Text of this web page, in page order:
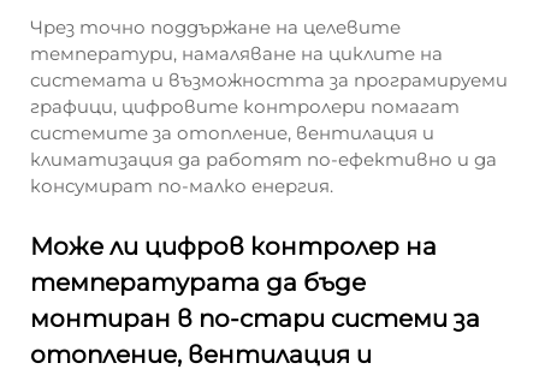
Чрез точно поддържане на целевите
температури, намаляване на циклите на
системата и възможността за програмируеми
графици, цифровите контролери помагат
системите за отопление, вентилация и
климатизация да работят по-ефективно и да
консумират по-малко енергия.
Може ли цифров контролер на
температурата да бъде
монтиран в по-стари системи за
отопление, вентилация и